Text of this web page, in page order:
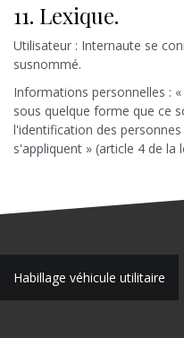
11. Lexique.
Utilisateur : Internaute se
susnommé.
Informations personnelles :
sous quelque forme que ce
l'identification des
s'appliquent » (article 4 de la
N
Habillage véhicule utilitaire